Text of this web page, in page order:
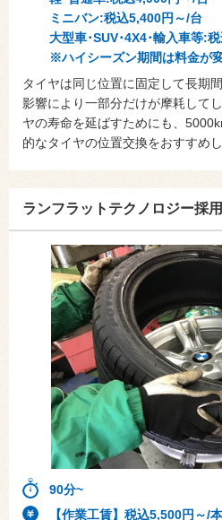
ミニバン:税込5,400円～/台
大型車･SUV･4X4･輸入車等:
※ハイシーズン期間は料金が
タイヤは同じ位置に固定して長期
影響により一部分だけが摩耗して
ヤの寿命を延ばすためにも、
的なタイヤの位置交換をおすすめし
ランフラットテクノロジー採
90分~
【作業工賃】税込5,500円～/本